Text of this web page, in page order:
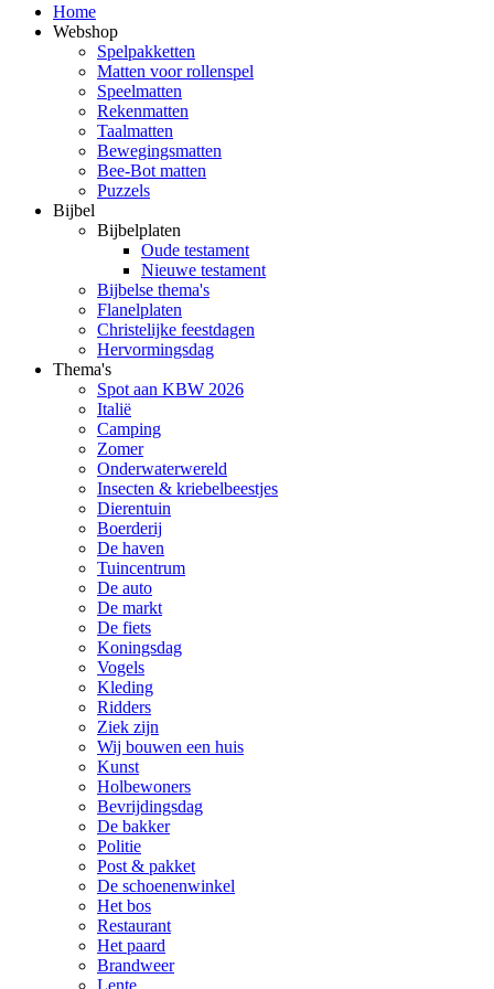
Home
Webshop
Spelpakketten
Matten voor rollenspel
Speelmatten
Rekenmatten
Taalmatten
Bewegingsmatten
Bee-Bot matten
Puzzels
Bijbel
Bijbelplaten
Oude testament
Nieuwe testament
Bijbelse thema's
Flanelplaten
Christelijke feestdagen
Hervormingsdag
Thema's
Spot aan KBW 2026
Italië
Camping
Zomer
Onderwaterwereld
Insecten & kriebelbeestjes
Dierentuin
Boerderij
De haven
Tuincentrum
De auto
De markt
De fiets
Koningsdag
Vogels
Kleding
Ridders
Ziek zijn
Wij bouwen een huis
Kunst
Holbewoners
Bevrijdingsdag
De bakker
Politie
Post & pakket
De schoenenwinkel
Het bos
Restaurant
Het paard
Brandweer
Lente